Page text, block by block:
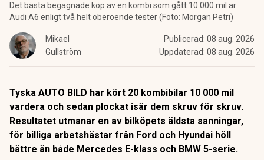
Det bästa begagnade köp av en kombi som gått 10 000 mil är
Audi A6 enligt två helt oberoende tester (Foto: Morgan Petri)
Mikael
Gullström
Publicerad: 08 aug. 2026
Uppdaterad: 08 aug. 2026
Tyska AUTO BILD har kört 20 kombibilar 10 000 mil
vardera och sedan plockat isär dem skruv för skruv.
Resultatet utmanar en av bilköpets äldsta sanningar,
för billiga arbetshästar från Ford och Hyundai höll
bättre än både Mercedes E-klass och BMW 5-serie.